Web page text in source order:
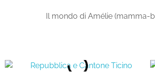
Il mondo di Amélie (mamma-